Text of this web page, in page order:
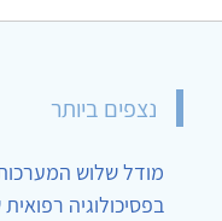
נצפים ביותר
מודל שלוש
בפסיכולוגיה